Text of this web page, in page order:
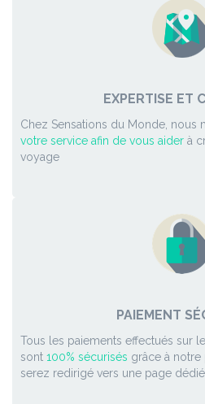
EXPERTISE ET
Chez Sensations du Monde, nous
votre service afin de vous aider à
voyage
PAIEMENT
Tous les paiements effectués sur
sont 100% sécurisés grâce à notre
serez redirigé vers une page